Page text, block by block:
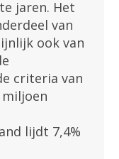
jaren. Het
van
ook van
criteria van
miljoen
lijdt 7,4%